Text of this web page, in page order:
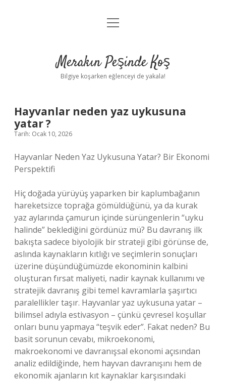
Anasayfa
Yasal Uyarı
menüyü
Merakın Peşinde Koş
Bilgiye koşarken eğlenceyi de yakala!
Hayvanlar neden yaz uykusuna
yatar ?
Tarih: Ocak 10, 2026
Hayvanlar Neden Yaz Uykusuna Yatar? Bir Ekonomi
Perspektifi
Hiç doğada yürüyüş yaparken bir kaplumbağanın
hareketsizce toprağa gömüldüğünü, ya da kurak
yaz aylarında çamurun içinde sürüngenlerin “uyku
halinde” beklediğini gördünüz mü? Bu davranış ilk
bakışta sadece biyolojik bir strateji gibi görünse de,
aslında kaynakların kıtlığı ve seçimlerin sonuçları
üzerine düşündüğümüzde ekonominin kalbini
oluşturan fırsat maliyeti, nadir kaynak kullanımı ve
stratejik davranış gibi temel kavramlarla şaşırtıcı
paralellikler taşır. Hayvanlar yaz uykusuna yatar –
bilimsel adıyla estivasyon – çünkü çevresel koşullar
onları bunu yapmaya “teşvik eder”. Fakat neden? Bu
basit sorunun cevabı, mikroekonomi,
makroekonomi ve davranışsal ekonomi açısından
analiz edildiğinde, hem hayvan davranışını hem de
ekonomik ajanların kıt kaynaklar karşısındaki